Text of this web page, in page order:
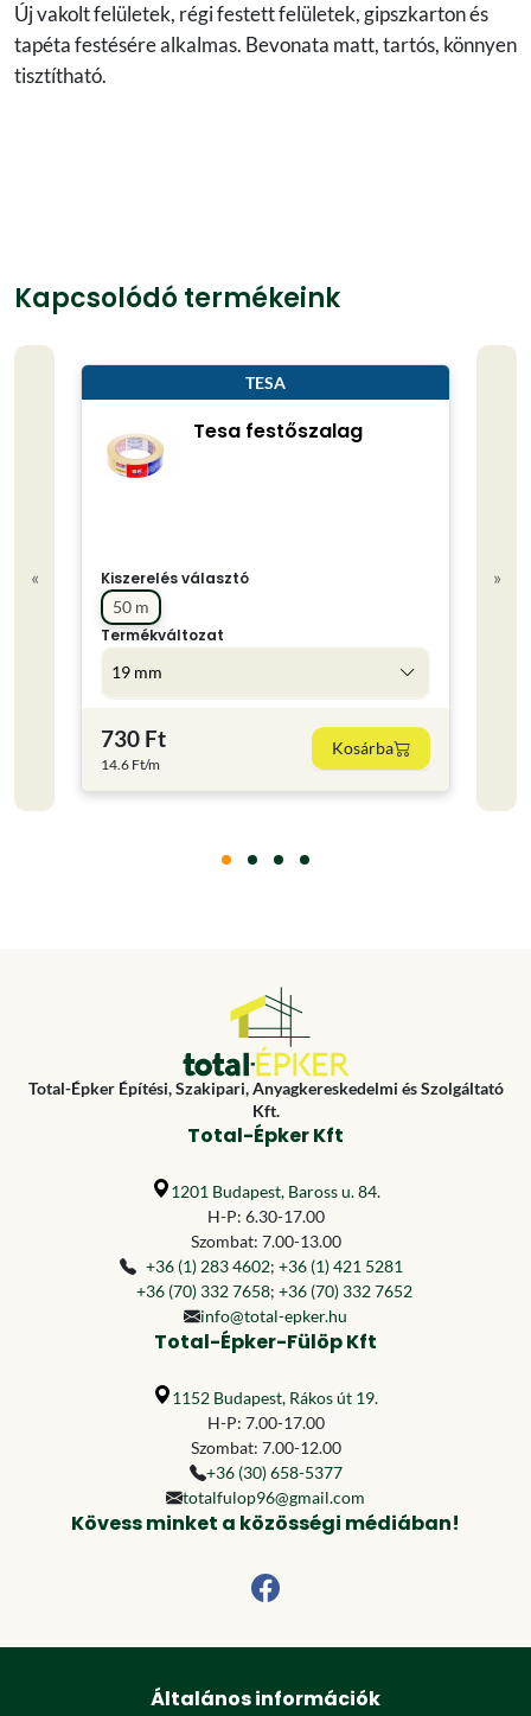
Új vakolt felületek, régi festett felületek, gipszkarton és
tapéta festésére alkalmas. Bevonata matt, tartós, könnyen
tisztítható.
Kapcsolódó termékeink
«
TESA
Tesa festőszalag
Kiszerelés választó
50 m
Termékváltozat
19 mm
730 Ft
14.6 Ft/m
Kosárba
»
Total-Épker Építési, Szakipari, Anyagkereskedelmi és Szolgáltató
Kft.
Total-Épker Kft
1201 Budapest, Baross u. 84.
H-P: 6.30-17.00
Szombat: 7.00-13.00
+36 (1) 283 4602; +36 (1) 421 5281
+36 (70) 332 7658; +36 (70) 332 7652
info@total-epker.hu
Total-Épker-Fülöp Kft
1152 Budapest, Rákos út 19.
H-P: 7.00-17.00
Szombat: 7.00-12.00
+36 (30) 658-5377
totalfulop96@gmail.com
Kövess minket a közösségi médiában!
Általános információk